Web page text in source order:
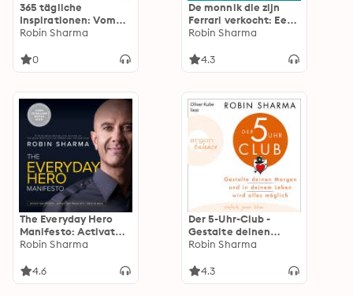
365 tägliche
Inspirationen: Vom
Millionen-Bestseller-
who sold his Ferrari
Robin Sharma
0
De monnik die zijn
Ferrari verkocht: Een
verhaal over het
dromen en het
Robin Sharma
4.3
The Everyday Hero
Manifesto: Activate
Your Positivity,
Productivity, Serve
Robin Sharma
4.6
Der 5-Uhr-Club -
Gestalte deinen
Morgen und in
alles möglich
Robin Sharma
4.3